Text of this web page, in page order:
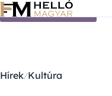
Ugrás a tartalomra
Hírek Kultúra